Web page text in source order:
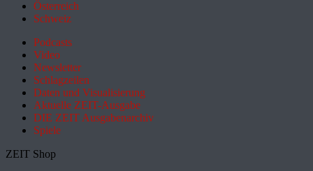
Österreich
Schweiz
Podcasts
Video
Newsletter
Schlagzeilen
Daten und Visualisierung
Aktuelle ZEIT-Ausgabe
DIE ZEIT Ausgabenarchiv
Spiele
ZEIT Shop